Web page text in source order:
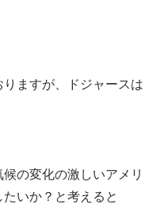
ますが、ドジャースは
の変化の激しいアメリ
いか？と考えると